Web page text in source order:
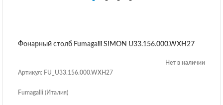
Фонарный столб Fumagalli SIMON U33.156.000.WXH27
Нет в наличии
Артикул: FU_U33.156.000.WXH27
Fumagalli (Италия)